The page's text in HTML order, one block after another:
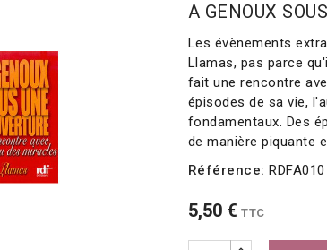
A GENOUX
Les évènements
Llamas, pas parce
fait une rencontre
épisodes de sa vie,
fondamentaux. Des
de manière piquante
Référence: RDFA010
5,50 € TTC